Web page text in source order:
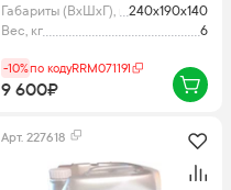
Габариты (ВхШхГ), мм240x190x140
Вес, кг
6
-10%по кодуRRM071191
9 600₽
Арт. 227618